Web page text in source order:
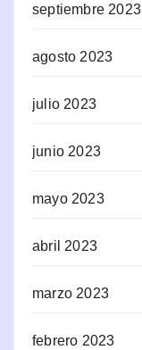
septiembre 2023
agosto 2023
julio 2023
junio 2023
mayo 2023
abril 2023
marzo 2023
febrero 2023